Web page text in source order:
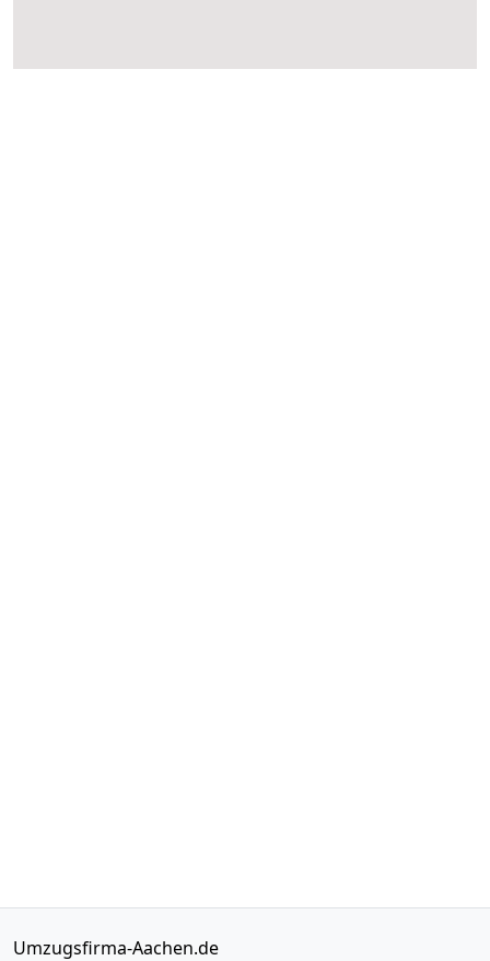
Umzugsfirma-Aachen.de